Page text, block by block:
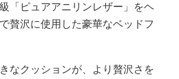
「ピュアアニリンレザー」をヘ
贅沢に使用した豪華なベッドフ
なクッションが、より贅沢さを